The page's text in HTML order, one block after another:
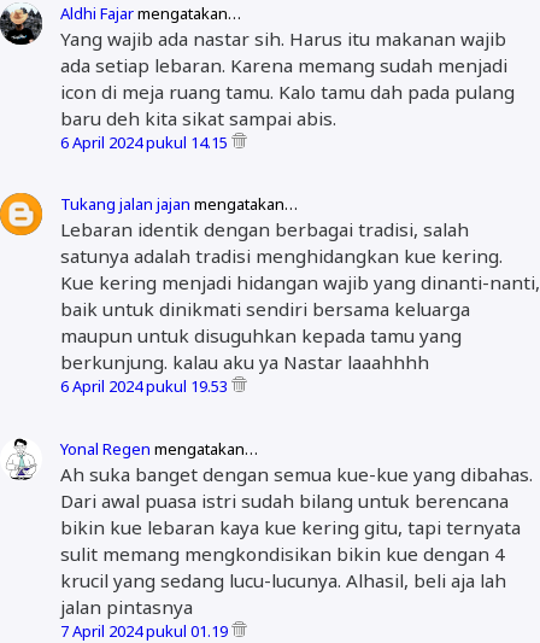
Aldhi Fajarmengatakan…
Yang wajib ada nastar sih. Harus itu makanan wajib
ada setiap lebaran. Karena memang sudah menjadi
icon di meja ruang tamu. Kalo tamu dah pada pulang
baru deh kita sikat sampai abis.
6 April 2024 pukul 14.15
Tukang jalan jajan mengatakan…
Lebaran identik dengan berbagai tradisi, salah
satunya adalah tradisi menghidangkan kue kering.
Kue kering menjadi hidangan wajib yang dinanti-nanti,
baik untuk dinikmati sendiri bersama keluarga
maupun untuk disuguhkan kepada tamu yang
berkunjung. kalau aku ya Nastar laaahhhh
6 April 2024 pukul 19.53
Yonal Regen mengatakan…
Ah suka banget dengan semua kue-kue yang dibahas.
Dari awal puasa istri sudah bilang untuk berencana
bikin kue lebaran kaya kue kering gitu, tapi ternyata
sulit memang mengkondisikan bikin kue dengan 4
krucil yang sedang lucu-lucunya. Alhasil, beli aja lah
jalan pintasnya
7 April 2024 pukul 01.19